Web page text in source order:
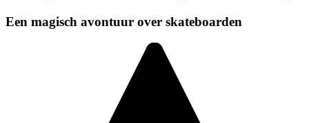
Een magisch avontuur over skateboarden